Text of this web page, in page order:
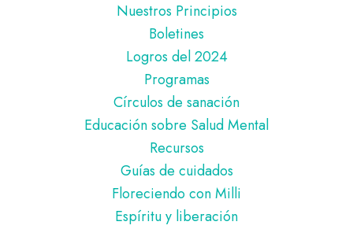
Nuestros Principios
Boletines
Logros del 2024
Programas
Círculos de sanación
Educación sobre Salud Mental
Recursos
Guías de cuidados
Floreciendo con Milli
Espíritu y liberación